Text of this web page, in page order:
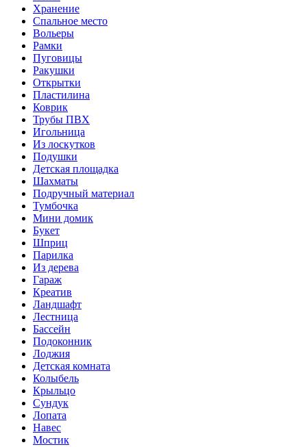
Хранение
Спальное место
Вольеры
Рамки
Пуговицы
Ракушки
Открытки
Пластилина
Коврик
Трубы ПВХ
Игольница
Из лоскутков
Подушки
Детская площадка
Шахматы
Подручный материал
Тумбочка
Мини домик
Букет
Шприц
Парилка
Из дерева
Гараж
Креатив
Ландшафт
Лестница
Бассейн
Подоконник
Лоджия
Детская комната
Колыбель
Крыльцо
Сундук
Лопата
Навес
Мостик